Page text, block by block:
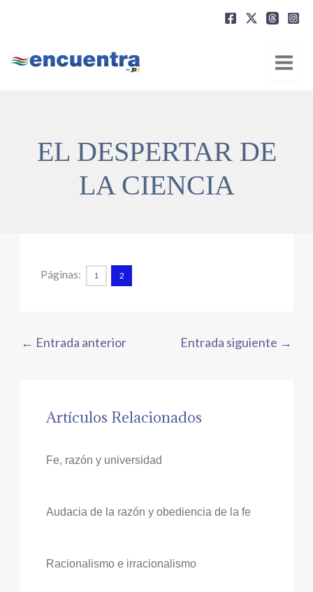
EL DESPERTAR DE
LA CIENCIA
Páginas: 1 2
← Entrada anterior Entrada siguiente →
Artículos Relacionados
Fe, razón y universidad
Audacia de la razón y obediencia de la fe
Racionalismo e irracionalismo